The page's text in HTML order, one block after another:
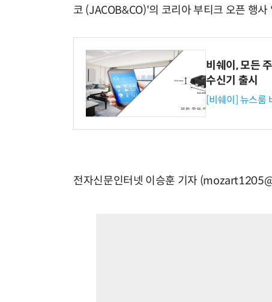
코 (JACOB&CO)'의 코리아 부티크 오픈 행사
비쉐이, 모든
수신기 출시
[비쉐이] 뉴스룸
전자신문인터넷 이승훈 기자